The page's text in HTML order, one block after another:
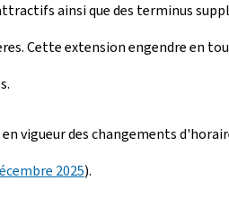
ainsi que des terminus
Cette extension engendre en
vigueur des changements
2025).